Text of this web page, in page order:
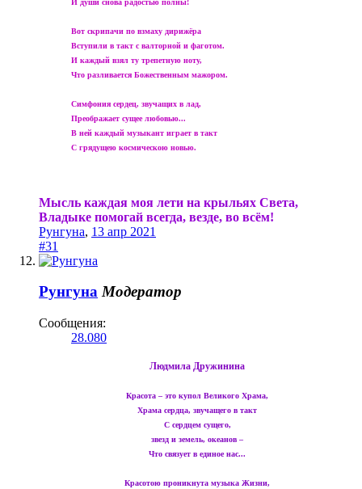
И души снова радостью полны!
Вот скрипачи по взмаху дирижёра
Вступили в такт с валторной и фаготом.
И каждый взял ту трепетную ноту,
Что разливается Божественным мажором.
Симфония сердец, звучащих в лад,
Преображает сущее любовью...
В ней каждый музыкант играет в такт
С грядущею космическою новью.
Мысль каждая моя лети на крыльях Света,
Владыке помогай всегда, везде, во всём!
Рунгуна, 13 апр 2021
#31
Рунгуна Модератор
Сообщения:
28.080
Людмила Дружинина
Красота – это купол Великого Храма,
Храма сердца, звучащего в такт
С сердцем сущего,
звезд и земель, океанов –
Что связует в единое нас...
Красотою проникнута музыка Жизни,